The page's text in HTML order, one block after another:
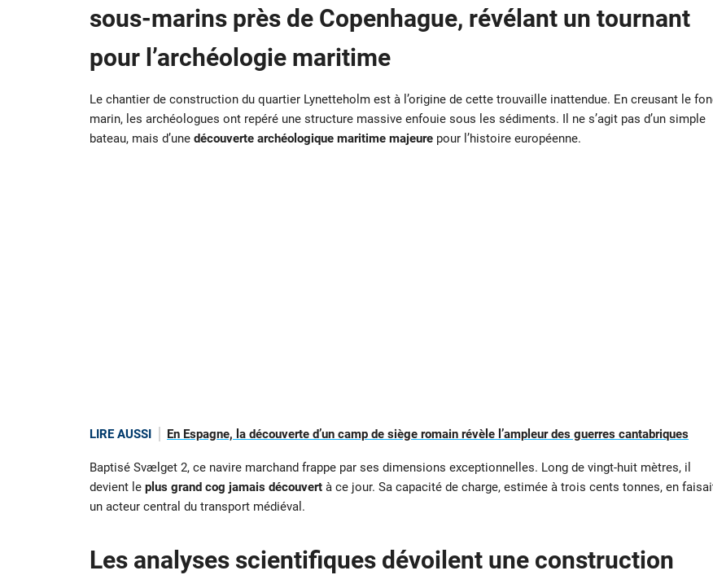
sous-marins près de Copenhague, révélant un tournant
pour l’archéologie maritime
Le chantier de construction du quartier Lynetteholm est à l’origine de cette trouvaille inattendue. En creusant le
marin, les archéologues ont repéré une structure massive enfouie sous les sédiments. Il ne s’agit pas d’un simple
bateau, mais d’une découverte archéologique maritime majeurepour l’histoire européenne.
LIRE AUSSI En Espagne, la découverte d’un camp de siège romain révèle l’ampleur des guerres cantabriques
Baptisé Svælget 2, ce navire marchand frappe par ses dimensions exceptionnelles. Long de vingt-huit mètres, il
devient le plus grand cog jamais découvertà ce jour. Sa capacité de charge, estimée à trois cents tonnes, en
un acteur central du transport médiéval.
Les analyses scientifiques dévoilent une construction